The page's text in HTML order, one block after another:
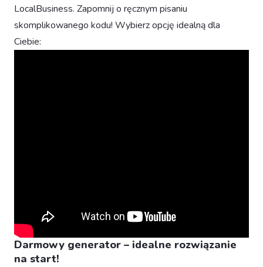
LocalBusiness. Zapomnij o ręcznym pisaniu
skomplikowanego kodu! Wybierz opcję idealną dla
Ciebie:
Darmowy generator – idealne rozwiązanie
na start!